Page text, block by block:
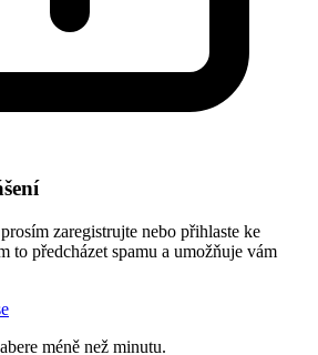
zaregistrujte nebo přihlaste ke
to předcházet spamu a umožňuje vám
méně než minutu.